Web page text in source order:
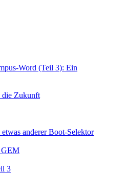
Word (Teil 3): Ein
Zukunft
anderer Boot-Selektor
GEM
3